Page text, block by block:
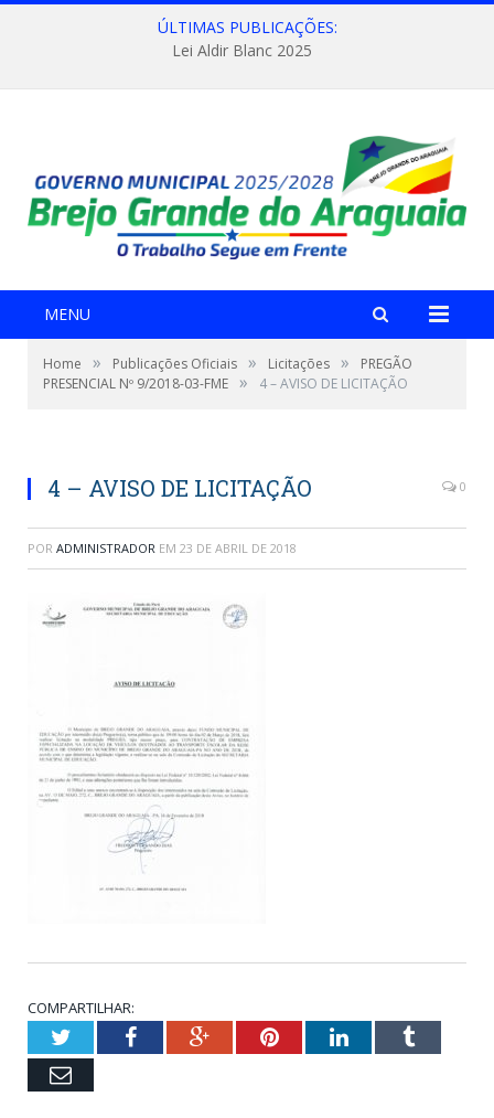
ÚLTIMAS PUBLICAÇÕES:
Lei Aldir Blanc 2025
MENU
Home » Publicações Oficiais » Licitações »
PREGÃO
PRESENCIAL Nº 9/2018-03-FME » 4 – AVISO DE LICITAÇÃO
4 – AVISO DE LICITAÇÃO 0
POR ADMINISTRADOR EM 23 DE ABRIL DE 2018
COMPARTILHAR:
TwitterFacebookGoogle+PinterestLinkedInTumblr
Email